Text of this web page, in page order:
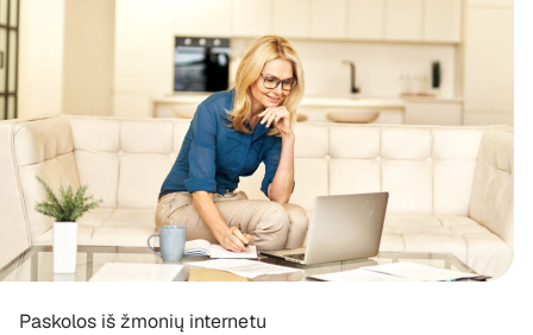
Paskolos iš žmonių internetu